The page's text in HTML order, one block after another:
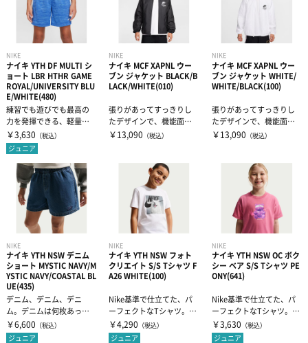
NIKE
ナイキ YTH DF MULTI シ
ョート LBR HTHR GAME
ROYAL/UNIVERSITY BLU
E/WHITE(480)
練習でも遊びでも最高の
力を発揮できる、軽量ニ
ット素材のショートパン
ツ。速乾性を高...
￥3,630 （税込）
ジュニア
NIKE
ナイキ MCF XAPNL ウー
ブン ジャケット BLACK/B
LACK/WHITE(010)
張りがあってすっきりし
たデザインで、機能面も
充実。耐風性と耐水性に
￥13,090 （税込）
NIKE
ナイキ MCF XAPNL ウー
ブン ジャケット WHITE/
WHITE/BLACK(100)
張りがあってすっきりし
たデザインで、機能面も
充実。耐風性と耐水性に
￥13,090 （税込）
NIKE
ナイキ YTH NSW デニム
ショート MYSTIC NAVY/M
YSTIC NAVY/COASTAL BL
UE(435)
デニム、デニム、デニ
ム。デニムは何枚あって
も足りません。伸縮性の
あるウエストとド...
￥6,600 （税込）
ジュニア
NIKE
ナイキ YTH NSW フォト
クリエイト S/S Tシャツ F
A26 WHITE(100)
Nike基準で仕立てた、パ
ーフェクトなTシャツ。適
度なボリュームで程よい
ドレープ...
￥4,290 （税込）
ジュニア
NIKE
ナイキ YTH NSW OC ボク
シー ベア S/S Tシャツ PE
ONY(641)
Nike基準で仕立てた、パ
ーフェクトなTシャツ。適
度なボリュームで程よい
ドレープ...
￥3,630 （税込）
ジュニア